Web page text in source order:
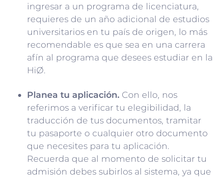
ingresar a un programa de licenciatura,
requieres de un año adicional de estudios
universitarios en tu país de origen, lo más
recomendable es que sea en una carrera
afín al programa que desees estudiar en la
HiØ.
Planea tu aplicación. Con ello, nos
referimos a verificar tu elegibilidad, la
traducción de tus documentos, tramitar
tu pasaporte o cualquier otro documento
que necesites para tu aplicación.
Recuerda que al momento de solicitar tu
admisión debes subirlos al sistema, ya que